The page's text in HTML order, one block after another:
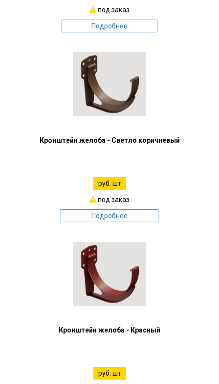
под заказ
Подробнее
Кронштейн желоба - Светло коричневый
руб. шт
под заказ
Подробнее
Кронштейн желоба - Красный
руб. шт